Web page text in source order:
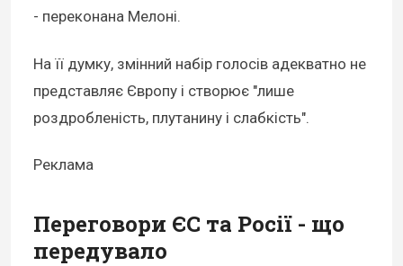
- переконана Мелоні.
На її думку, змінний набір голосів адекватно не
представляє Європу і створює "лише
роздробленість, плутанину і слабкість".
Реклама
Переговори ЄС та Росії - що
передувало